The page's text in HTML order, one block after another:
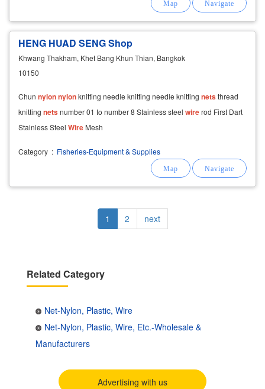
HENG HUAD SENG Shop
Khwang Thakham, Khet Bang Khun Thian, Bangkok
10150
Chun nylonnylonknitting needle knitting needle knitting netsthread
knitting netsnumber 01 to number 8 Stainless steel wirerod First Dart
Stainless Steel Wire Mesh
Category : Fisheries-Equipment & Supplies
Current
page
1 Page
2
Next
page
next
Related Category
Net-Nylon, Plastic, Wire
Net-Nylon, Plastic, Wire, Etc.-Wholesale &
Manufacturers
Advertising with us